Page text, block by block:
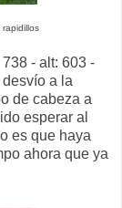
- alt: 603 -
a la
de cabeza a
esperar al
es que haya
ahora que ya